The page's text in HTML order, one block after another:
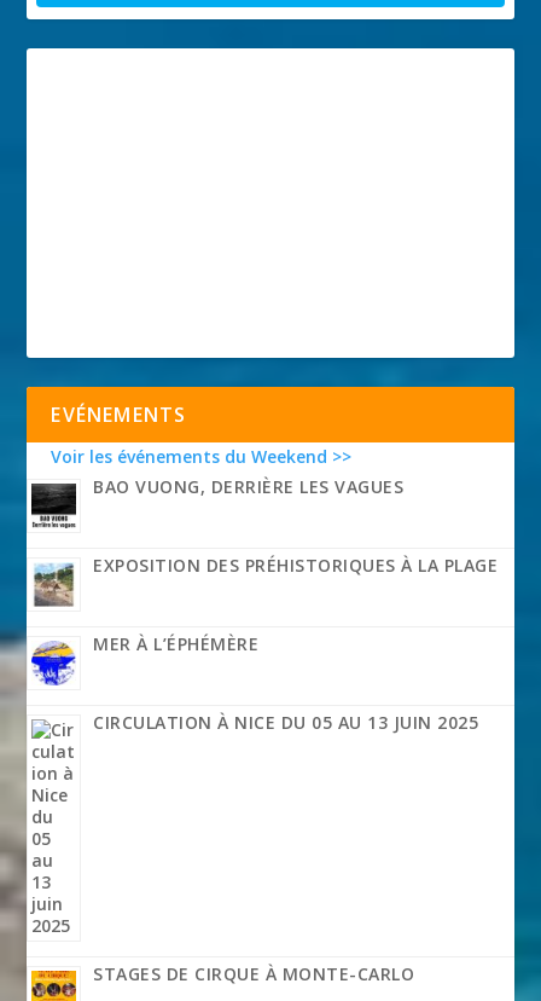
EVÉNEMENTS
Voir les événements du Weekend >>
BAO VUONG, DERRIÈRE LES VAGUES
EXPOSITION DES PRÉHISTORIQUES À LA PLAGE
MER À L’ÉPHÉMÈRE
CIRCULATION À NICE DU 05 AU 13 JUIN 2025
STAGES DE CIRQUE À MONTE-CARLO